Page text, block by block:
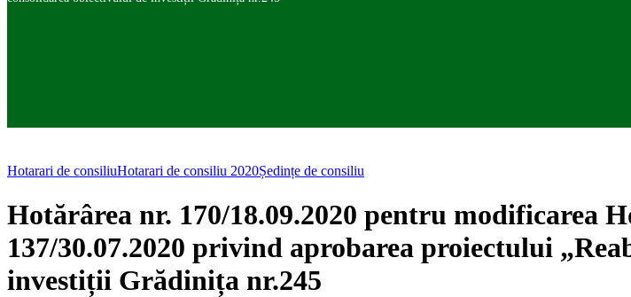
Hotarari de consiliuHotarari de consiliu 2020Ședințe de consiliu
Hotărârea nr. 170/18.09.2020 pentru modificarea
137/30.07.2020 privind aprobarea proiectului
investiții Grădinița nr.245